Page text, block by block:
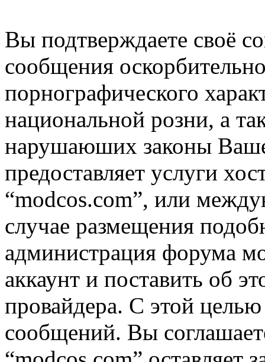
Вы подтверждаете своё
сообщения
порнографического
национальной розни, а
нарушаюших законы
предоставляет услуги
“modcos.com”, или
случае размещения
администрация форума
аккаунт и поставить об
провайдера. С этой
сообщений. Вы